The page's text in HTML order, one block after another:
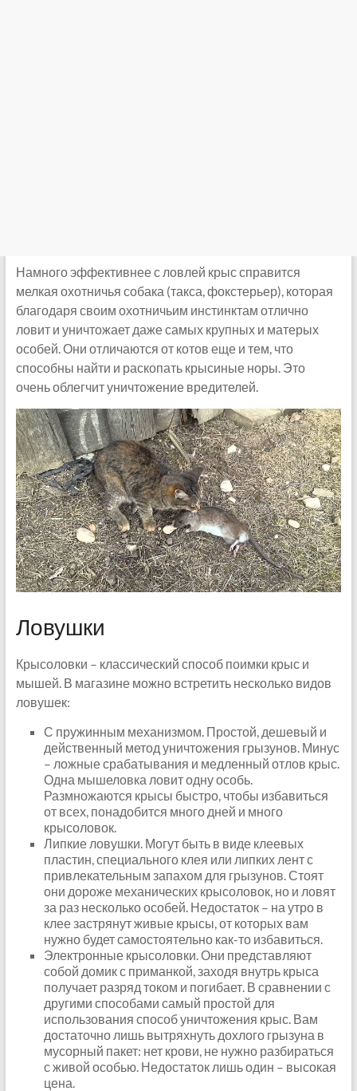
Намного эффективнее с ловлей крыс справится
мелкая охотничья собака (такса, фокстерьер), которая
благодаря своим охотничьим инстинктам отлично
ловит и уничтожает даже самых крупных и матерых
особей. Они отличаются от котов еще и тем, что
способны найти и раскопать крысиные норы. Это
очень облегчит уничтожение вредителей.
Ловушки
Крысоловки – классический способ поимки крыс и
мышей. В магазине можно встретить несколько видов
ловушек:
С пружинным механизмом. Простой, дешевый и
действенный метод уничтожения грызунов. Минус
– ложные срабатывания и медленный отлов крыс.
Одна мышеловка ловит одну особь.
Размножаются крысы быстро, чтобы избавиться
от всех, понадобится много дней и много
крысоловок.
Липкие ловушки. Могут быть в виде клеевых
пластин, специального клея или липких лент с
привлекательным запахом для грызунов. Стоят
они дороже механических крысоловок, но и ловят
за раз несколько особей. Недостаток – на утро в
клее застрянут живые крысы, от которых вам
нужно будет самостоятельно как-то избавиться.
Электронные крысоловки. Они представляют
собой домик с приманкой, заходя внутрь крыса
получает разряд током и погибает. В сравнении с
другими способами самый простой для
использования способ уничтожения крыс. Вам
достаточно лишь вытряхнуть дохлого грызуна в
мусорный пакет: нет крови, не нужно разбираться
с живой особью. Недостаток лишь один – высокая
цена.